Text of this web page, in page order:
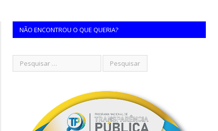
NÃO ENCONTROU O QUE QUERIA?